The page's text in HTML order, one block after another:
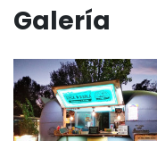
Galería